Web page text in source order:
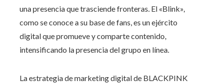
una presencia que trasciende fronteras. El «Blink»,
como se conoce a su base de fans, es un ejército
digital que promueve y comparte contenido,
intensificando la presencia del grupo en línea.
La estrategia de marketing digital de BLACKPINK